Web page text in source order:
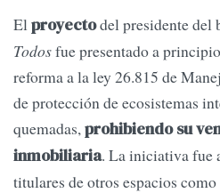
Elproyectodel presidente del
Todosfue presentado a
reforma a la ley 26.815 de
de protección de ecosistemas
quemadas,prohibiendo su
inmobiliaria. La iniciativa fue
titulares de otros espacios